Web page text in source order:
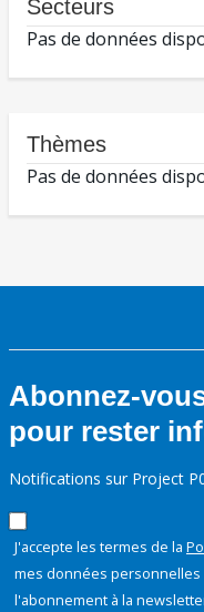
Secteurs
Pas de données
Thèmes
Pas de données
Abonnez-
pour rester
Notifications sur Project
J'accepte les termes de la
mes données
l'abonnement à la